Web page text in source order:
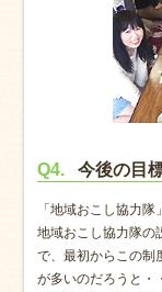
Q4. 今後の目
「地域おこし協力
地域おこし協力隊の
で、最初からこの制
が多いのだろうと・